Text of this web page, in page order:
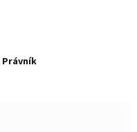
Právník